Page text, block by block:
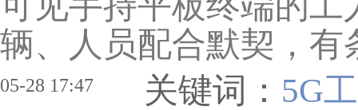
辆、人员配合默契，有
05-28 17:47 关键词： 5G